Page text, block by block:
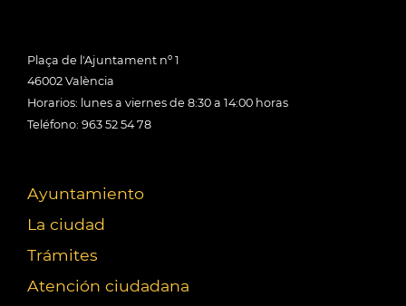
Plaça de l'Ajuntament nº 1
46002 València
Horarios: lunes a viernes de 8:30 a 14:00 horas
Teléfono: 963 52 54 78
Ayuntamiento
La ciudad
Trámites
Atención ciudadana